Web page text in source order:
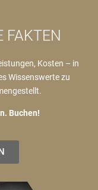
FAKTEN
Kosten – in
Wissenswerte zu
Buchen!